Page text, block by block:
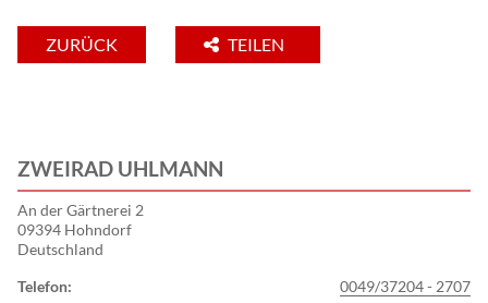
ZURÜCK TEILEN
ZWEIRAD UHLMANN
An der Gärtnerei 2
09394 Hohndorf
Deutschland
Telefon:
0049/37204 - 2707